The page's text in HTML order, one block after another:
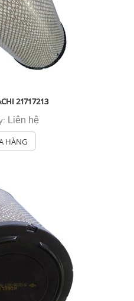
21717213
Liên hệ
HÀNG